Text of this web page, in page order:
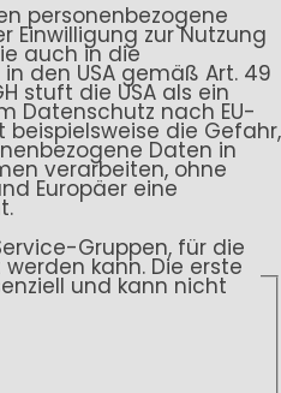
personenbezogene
Einwilligung zur Nutzung
auch in die
den USA gemäß Art. 49
stuft die USA als ein
Datenschutz nach EU-
beispielsweise die Gefahr,
Daten in
verarbeiten, ohne
Europäer eine
Gruppen, für die
kann. Die erste
und kann nicht